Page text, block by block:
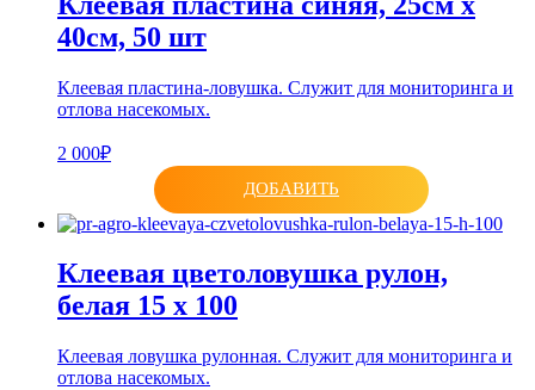
40см, 50 шт
Клеевая пластина-ловушка. Служит для мониторинга и
отлова насекомых.
2 000₽
ДОБАВИТЬ
Клеевая цветоловушка рулон,
белая 15 х 100
Клеевая ловушка рулонная. Служит для мониторинга и
отлова насекомых.